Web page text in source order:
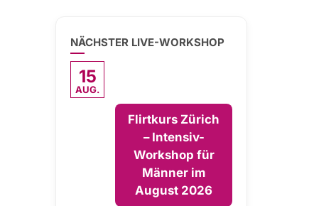
NÄCHSTER LIVE-WORKSHOP
15
AUG.
Flirtkurs Zürich
– Intensiv-
Workshop für
Männer im
August 2026